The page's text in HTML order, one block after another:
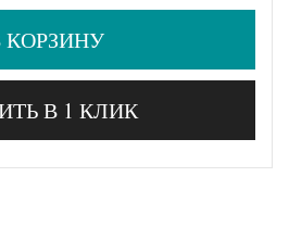
КОРЗИНУ
В 1 КЛИК